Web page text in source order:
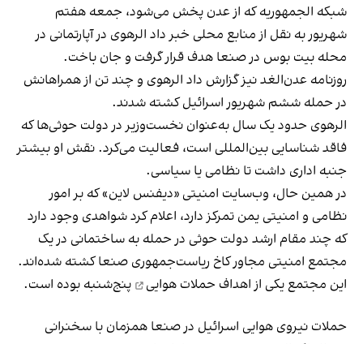
شبکه الجمهوریه که از عدن پخش می‌شود، جمعه هفتم
شهریور به نقل از منابع محلی خبر داد الرهوی در آپارتمانی در
محله بیت بوس در صنعا هدف قرار گرفت و جان باخت.
روزنامه عدن‌الغد نیز گزارش داد الرهوی و چند تن از همراهانش
در حمله ششم شهریور اسرائیل کشته شدند.
الرهوی حدود یک سال به‌عنوان نخست‌وزیر در دولت حوثی‌ها که
فاقد شناسایی بین‌المللی است، فعالیت می‌کرد. نقش او بیشتر
جنبه اداری داشت تا نظامی یا سیاسی.
در همین حال، وب‌سایت امنیتی «دیفنس لاین» که بر امور
نظامی و امنیتی یمن تمرکز دارد، اعلام کرد شواهدی وجود دارد
که چند مقام ارشد دولت حوثی در حمله به ساختمانی در یک
مجتمع امنیتی مجاور کاخ ریاست‌جمهوری صنعا کشته شده‌اند.
این مجتمع یکی از اهداف حملات هوایی پنج‌شنبه بوده است.
حملات نیروی هوایی اسرائیل در صنعا همزمان با سخنرانی